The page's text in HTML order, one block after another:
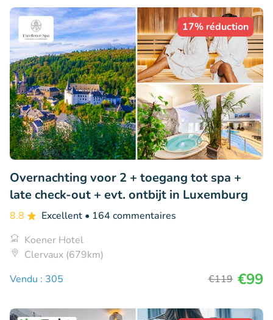
17% réduction
Overnachting voor 2 + toegang tot spa +
late check-out + evt. ontbijt in Luxemburg
8.8 Excellent • 164 commentaires
Koener Hotel
Clervaux (679km)
Vendu : 305
€119 €99